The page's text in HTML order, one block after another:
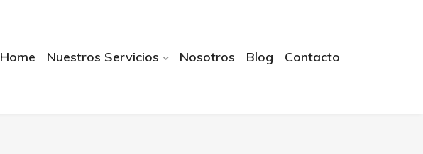
Home Nuestros Servicios Nosotros Blog Contacto